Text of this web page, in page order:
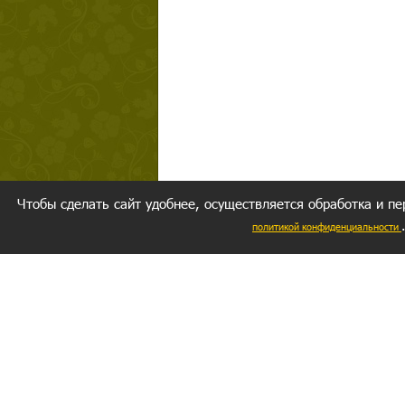
Чтобы сделать сайт удобнее, осуществляется обработка и
политикой конфиденциальности